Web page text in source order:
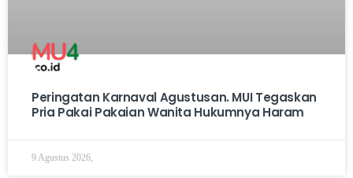
Peringatan Karnaval Agustusan. MUI Tegaskan
Pria Pakai Pakaian Wanita Hukumnya Haram
9 Agustus 2026,